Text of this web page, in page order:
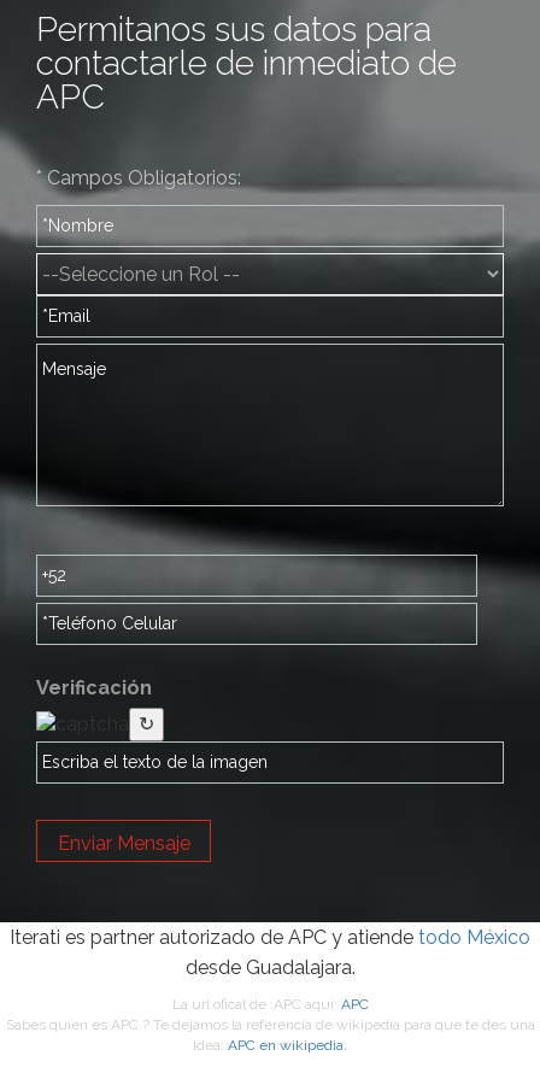
Permitanos sus datos para
contactarle de inmediato de
APC
* Campos Obligatorios:
Verificación
↻
Enviar Mensaje
Iterati es partner autorizado de APC y atiende todo México
desde Guadalajara.
La url ofical de :APC aquí: APC
Sabes quien es APC ? Te dejamos la referencia de wikipedia para que te des una
idea: APC en wikipedia.